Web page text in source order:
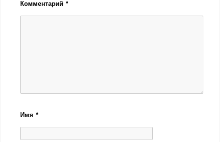
Комментарий*
Имя*